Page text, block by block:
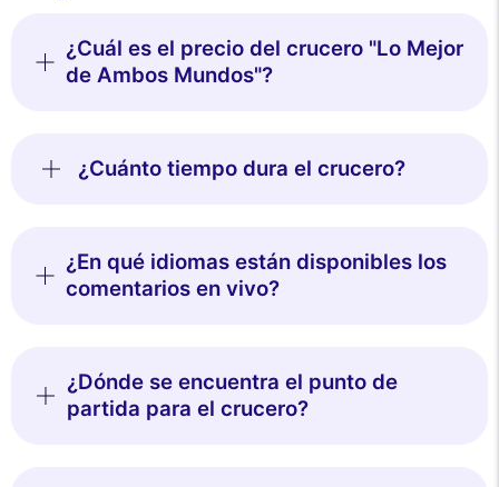
¿Cuál es el precio del crucero "Lo Mejor
de Ambos Mundos"?
¿Cuánto tiempo dura el crucero?
¿En qué idiomas están disponibles los
comentarios en vivo?
¿Dónde se encuentra el punto de
partida para el crucero?